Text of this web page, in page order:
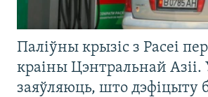
Паліўны крызіс з Расеі
краіны Цэнтральнай Азіі.
заяўляюць, што дэфіцыту